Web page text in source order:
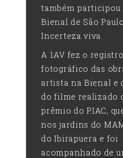
também participou
Bienal de São
Incerteza viva.
A 1AV fez o registro
fotográfico das
artista na Bienal e
do filme realizado
prêmio do PIAC,
nos jardins do
do Ibirapuera e foi
acompanhado de